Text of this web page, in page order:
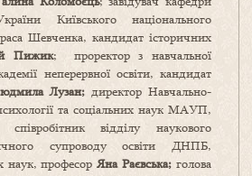
Київського національного
Шевченка, кандидат історичних
Пижик; проректор з навчальної
неперервної освіти, кандидат
Лузан;директор Навчально-
та соціальних наук МАУП,
відділу наукового
супроводу освіти ДНПБ,
наук, професор Яна Раєвська; голова